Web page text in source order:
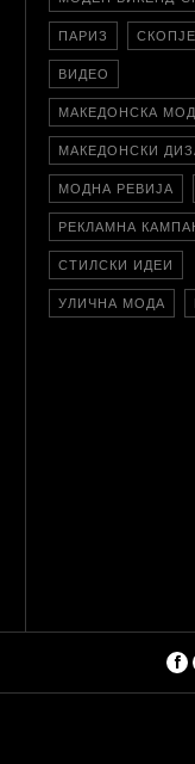
ПАРИЗ СКОПЈЕ
ВИДЕО
МАКЕДОНСКА
МАКЕДОНСКИ
МОДНА РЕВИЈА
РЕКЛАМНА
СТИЛСКИ ИДЕИ
УЛИЧНА МОДА